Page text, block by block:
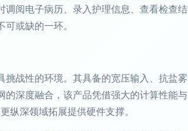
阅电子病历、录入护理信息、查看检查结
或缺的一环。
战性的环境。其具备的宽压输入、抗盐雾
深度融合，该产品凭借强大的计算性能与
纵深领域拓展提供硬件支撑。